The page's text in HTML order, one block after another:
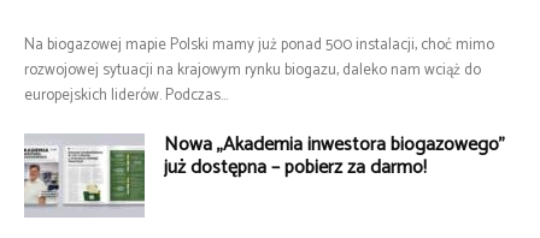
Na biogazowej mapie Polski mamy już ponad 500 instalacji, choć mimo
rozwojowej sytuacji na krajowym rynku biogazu, daleko nam wciąż do
europejskich liderów. Podczas...
Nowa „Akademia inwestora biogazowego”
już dostępna – pobierz za darmo!